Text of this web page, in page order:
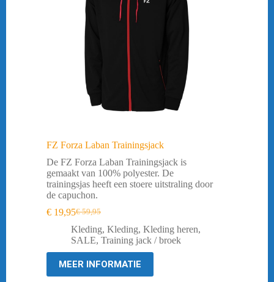
FZ Forza Laban Trainingsjack
De FZ Forza Laban Trainingsjack is
gemaakt van 100% polyester. De
trainingsjas heeft een stoere uitstraling door
de capuchon.
€59,95
Oorspronkelijke
prijs
was:
€ 19,95Huidige
prijs
is:
Kleding, Kleding, Kleding heren,
SALE, Training jack / broek
MEER INFORMATIE